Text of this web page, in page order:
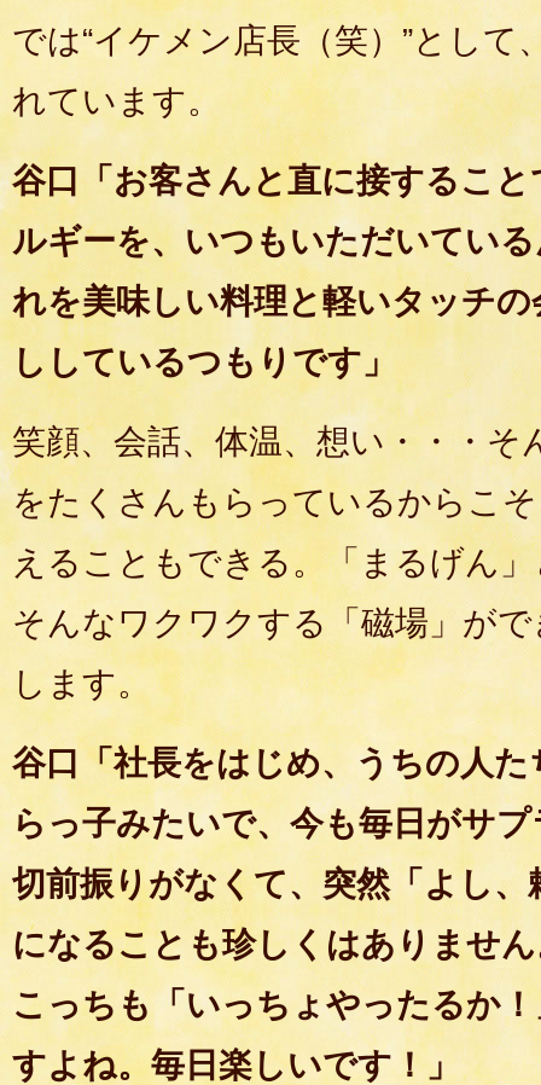
では“イケメン店長（笑）”として
れています。
谷口「お客さんと直に接するこ
ルギーを、いつもいただいてい
れを美味しい料理と軽いタッチ
ししているつもりです」
笑顔、会話、体温、想い・・・
をたくさんもらっているからこ
えることもできる。「まるげん
そんなワクワクする「磁場」が
します。
谷口「社長をはじめ、うちの人
らっ子みたいで、今も毎日がサ
切前振りがなくて、突然「よし
になることも珍しくはありませ
こっちも「いっちょやったるか
すよね。毎日楽しいです！」